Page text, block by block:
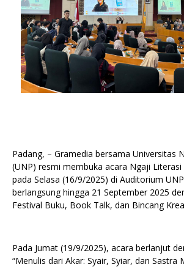
Padang, – Gramedia bersama Universitas
(UNP) resmi membuka acara Ngaji Literasi
pada Selasa (16/9/2025) di Auditorium
berlangsung hingga 21 September 2025
Festival Buku, Book Talk, dan Bincang
Pada Jumat (19/9/2025), acara berlanjut
“Menulis dari Akar: Syair, Syiar, dan Sastra